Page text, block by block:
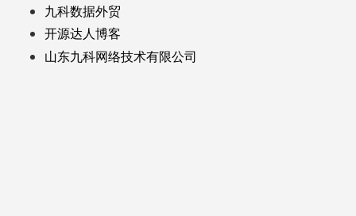
九科数据外贸
开源达人博客
山东九科网络技术有限公司